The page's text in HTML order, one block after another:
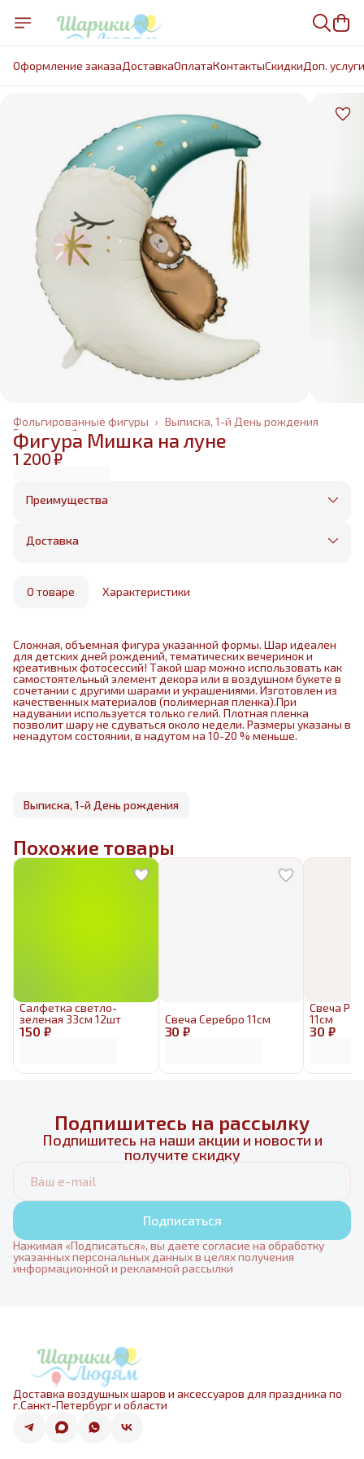
Оформление заказаДоставкаОплатаКонтактыCкидкиДоп. услуги
Выписка, 1-й День рождения
Фольгированные фигуры ›
Фольгированные шары
Главная
Фигура Мишка на луне
1 200 ₽
Преимущества
Оплата частями в Сплит
Бесплатная доставка в пределах КАД
маркетплейса
Доставка
О товаре Характеристики
Сложная, объемная фигура указанной формы. Шар идеален
для детских дней рождений, тематических вечеринок и
креативных фотосессий! Такой шар можно использовать как
самостоятельный элемент декора или в воздушном букете в
сочетании с другими шарами и украшениями. Изготовлен из
качественных материалов (полимерная пленка).При
надувании используется только гелий. Плотная пленка
позволит шару не сдуваться около недели. Размеры указаны в
ненадутом состоянии, в надутом на 10-20 % меньше.
Выписка, 1-й День рождения
Похожие товары
150 ₽
Салфетка светло-
зеленая 33см 12шт
30 ₽
Свеча Серебро 11см
30 ₽
Свеча
11см
Подпишитесь на рассылку
Подпишитесь на наши акции и новости и
получите скидку
Подписаться
Нажимая «Подписаться», вы даете согласие на обработку
указанных персональных данных в целях получения
информационной и рекламной рассылки
Доставка воздушных шаров и аксессуаров для праздника по
г.Санкт-Петербург и области